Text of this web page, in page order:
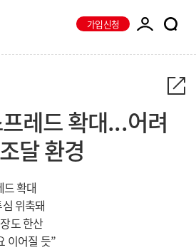
가입신청
레드 확대...어려
달 환경
확대
위축돼
도 한산
이어질 듯”